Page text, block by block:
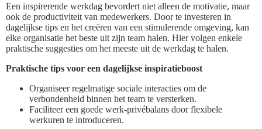
Een inspirerende werkdag bevordert niet alleen de motivatie, maar
ook de productiviteit van medewerkers. Door te investeren in
dagelijkse tips en het creëren van een stimulerende omgeving, kan
elke organisatie het beste uit zijn team halen. Hier volgen enkele
praktische suggesties om het meeste uit de werkdag te halen.
Praktische tips voor een dagelijkse inspiratieboost
Organiseer regelmatige sociale interacties om de
verbondenheid binnen het team te versterken.
Faciliteer een goede werk-privébalans door flexibele
werkuren te introduceren.